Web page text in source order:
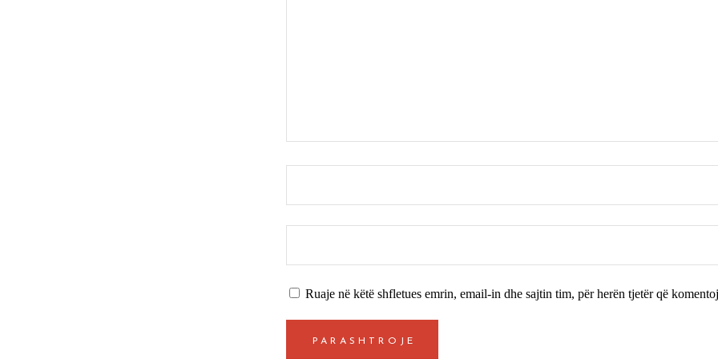
Ruaje në këtë shfletues emrin, email-in dhe sajtin tim, për herën tjetër që